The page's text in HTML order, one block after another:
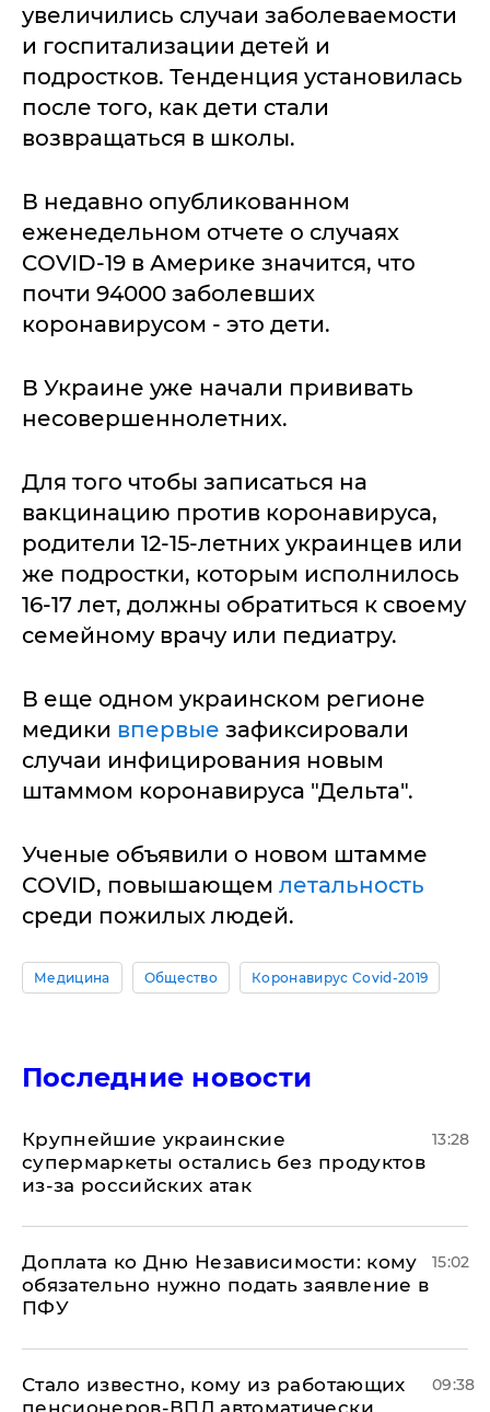
увеличились случаи заболеваемости
и госпитализации детей и
подростков. Тенденция установилась
после того, как дети стали
возвращаться в школы.
В недавно опубликованном
еженедельном отчете о случаях
COVID-19 в Америке значится, что
почти 94000 заболевших
коронавирусом - это дети.
В Украине уже начали прививать
несовершеннолетних.
Для того чтобы записаться на
вакцинацию против коронавируса,
родители 12-15-летних украинцев или
же подростки, которым исполнилось
16-17 лет, должны обратиться к своему
семейному врачу или педиатру.
В еще одном украинском регионе
медики впервые зафиксировали
случаи инфицирования новым
штаммом коронавируса "Дельта".
Ученые объявили о новом штамме
COVID, повышающем летальность
среди пожилых людей.
Медицина Общество Коронавирус Covid-2019
Последние новости
Крупнейшие украинские
супермаркеты остались без продуктов
из-за российских атак
13:28
Доплата ко Дню Независимости: кому
обязательно нужно подать заявление в
ПФУ
15:02
Стало известно, кому из работающих
09:38